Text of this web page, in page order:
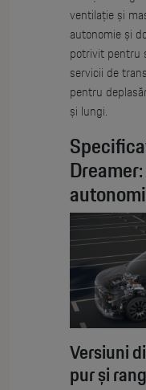
ventilație și
autonomie și
potrivit pentru
servicii de
pentru
și lungi.
Versiuni
pur și